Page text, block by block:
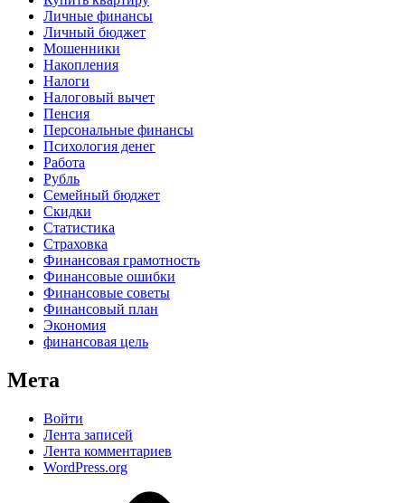
Личные финансы
Личный бюджет
Мошенники
Накопления
Налоги
Налоговый вычет
Пенсия
Персональные финансы
Психология денег
Работа
Рубль
Семейный бюджет
Скидки
Статистика
Страховка
Финансовая грамотность
Финансовые ошибки
Финансовые советы
Финансовый план
Экономия
финансовая цель
Мета
Войти
Лента записей
Лента комментариев
WordPress.org